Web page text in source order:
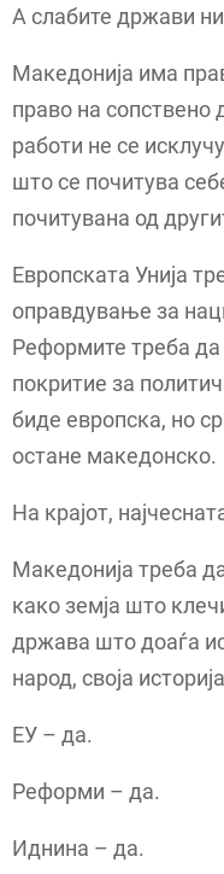
А слабите држави
Македонија има
право на сопствено
работи не се
што се почитува
почитувана од
Европската Унија
оправдување за
Реформите треба да
покритие за
биде европска, но
остане македонско.
На крајот,
Македонија треба
како земја што
држава што доаѓа
народ, своја
ЕУ – да.
Реформи – да.
Иднина – да.